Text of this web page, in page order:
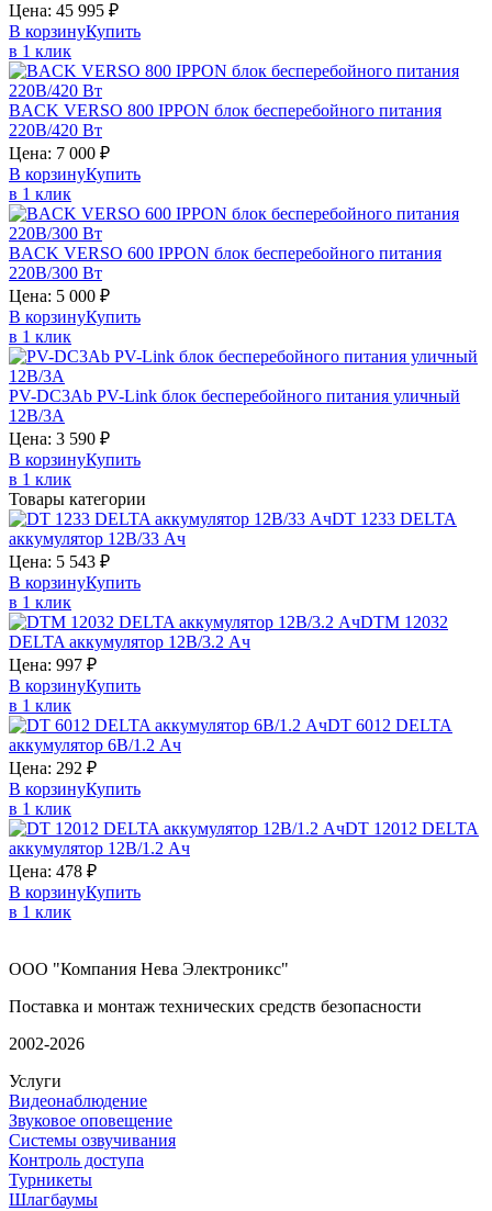
Цена: 45 995 ₽
В корзинуКупить
в 1 клик
BACK VERSO 800 IPPON блок бесперебойного питания
220В/420 Вт
Цена: 7 000 ₽
В корзинуКупить
в 1 клик
BACK VERSO 600 IPPON блок бесперебойного питания
220В/300 Вт
Цена: 5 000 ₽
В корзинуКупить
в 1 клик
PV-DC3Ab PV-Link блок бесперебойного питания уличный
12В/3А
Цена: 3 590 ₽
В корзинуКупить
в 1 клик
Товары категории
DT 1233 DELTA
аккумулятор 12В/33 Ач
Цена: 5 543 ₽
В корзинуКупить
в 1 клик
DTM 12032
DELTAаккумулятор 12В/3.2 Ач
Цена: 997 ₽
В корзинуКупить
в 1 клик
DT 6012 DELTA
аккумулятор 6В/1.2 Ач
Цена: 292 ₽
В корзинуКупить
в 1 клик
DT 12012 DELTA
аккумулятор 12В/1.2 Ач
Цена: 478 ₽
В корзинуКупить
в 1 клик
ООО "Компания Нева Электроникс"
Поставка и монтаж технических средств безопасности
2002-2026
Услуги
Видеонаблюдение
Звуковое оповещение
Системы озвучивания
Контроль доступа
Турникеты
Шлагбаумы